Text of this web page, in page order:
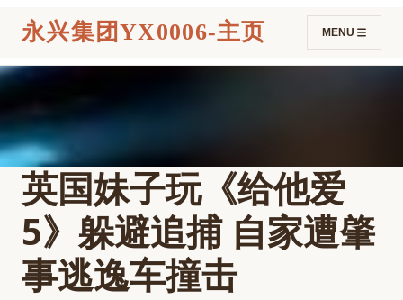
永兴集团YX0006-主页 MENU
英国妹子玩《给他爱
5》躲避追捕 自家遭肇
事逃逸车撞击